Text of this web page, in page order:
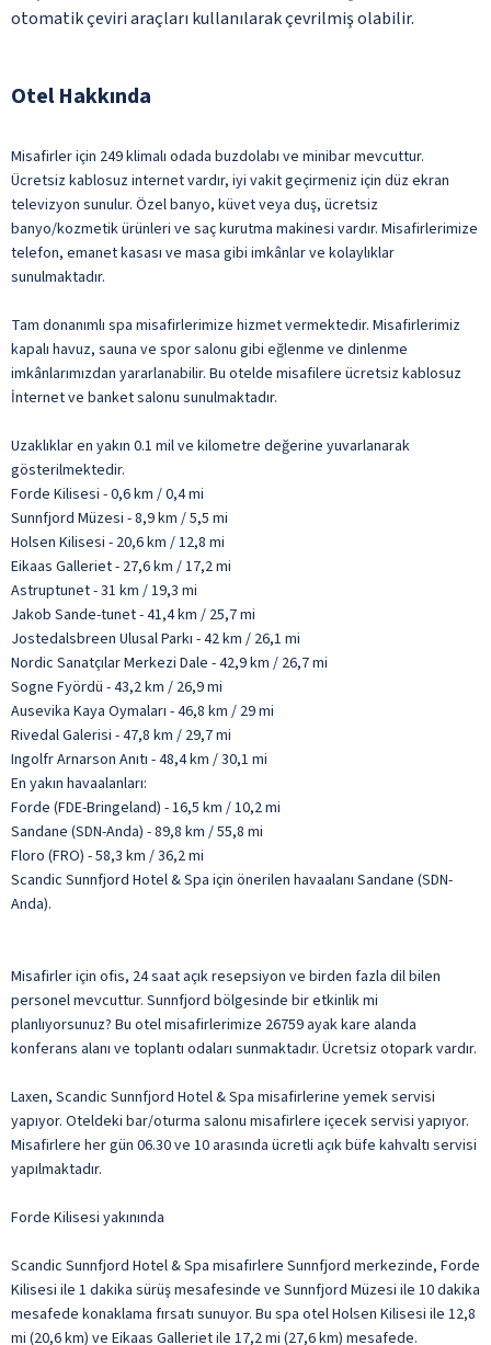
otomatik çeviri araçları kullanılarak çevrilmiş olabilir.
Otel Hakkında
Misafirler için 249 klimalı odada buzdolabı ve minibar mevcuttur.
Ücretsiz kablosuz internet vardır, iyi vakit geçirmeniz için düz ekran
televizyon sunulur. Özel banyo, küvet veya duş, ücretsiz
banyo/kozmetik ürünleri ve saç kurutma makinesi vardır. Misafirlerimize
telefon, emanet kasası ve masa gibi imkânlar ve kolaylıklar
sunulmaktadır.
Tam donanımlı spa misafirlerimize hizmet vermektedir. Misafirlerimiz
kapalı havuz, sauna ve spor salonu gibi eğlenme ve dinlenme
imkânlarımızdan yararlanabilir. Bu otelde misafilere ücretsiz kablosuz
İnternet ve banket salonu sunulmaktadır.
Uzaklıklar en yakın 0.1 mil ve kilometre değerine yuvarlanarak
gösterilmektedir.
Forde Kilisesi - 0,6 km / 0,4 mi
Sunnfjord Müzesi - 8,9 km / 5,5 mi
Holsen Kilisesi - 20,6 km / 12,8 mi
Eikaas Galleriet - 27,6 km / 17,2 mi
Astruptunet - 31 km / 19,3 mi
Jakob Sande-tunet - 41,4 km / 25,7 mi
Jostedalsbreen Ulusal Parkı - 42 km / 26,1 mi
Nordic Sanatçılar Merkezi Dale - 42,9 km / 26,7 mi
Sogne Fyördü - 43,2 km / 26,9 mi
Ausevika Kaya Oymaları - 46,8 km / 29 mi
Rivedal Galerisi - 47,8 km / 29,7 mi
Ingolfr Arnarson Anıtı - 48,4 km / 30,1 mi
En yakın havaalanları:
Forde (FDE-Bringeland) - 16,5 km / 10,2 mi
Sandane (SDN-Anda) - 89,8 km / 55,8 mi
Floro (FRO) - 58,3 km / 36,2 mi
Scandic Sunnfjord Hotel & Spa için önerilen havaalanı Sandane (SDN-
Anda).
Misafirler için ofis, 24 saat açık resepsiyon ve birden fazla dil bilen
personel mevcuttur. Sunnfjord bölgesinde bir etkinlik mi
planlıyorsunuz? Bu otel misafirlerimize 26759 ayak kare alanda
konferans alanı ve toplantı odaları sunmaktadır. Ücretsiz otopark vardır.
Laxen, Scandic Sunnfjord Hotel & Spa misafirlerine yemek servisi
yapıyor. Oteldeki bar/oturma salonu misafirlere içecek servisi yapıyor.
Misafirlere her gün 06.30 ve 10 arasında ücretli açık büfe kahvaltı servisi
yapılmaktadır.
Forde Kilisesi yakınında
Scandic Sunnfjord Hotel & Spa misafirlere Sunnfjord merkezinde, Forde
Kilisesi ile 1 dakika sürüş mesafesinde ve Sunnfjord Müzesi ile 10 dakika
mesafede konaklama fırsatı sunuyor. Bu spa otel Holsen Kilisesi ile 12,8
mi (20,6 km) ve Eikaas Galleriet ile 17,2 mi (27,6 km) mesafede.